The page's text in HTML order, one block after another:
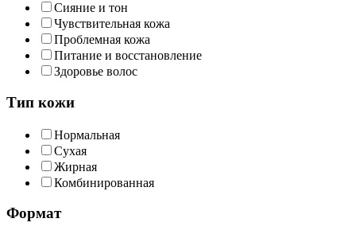
Сияние и тон
Чувствительная кожа
Проблемная кожа
Питание и восстановление
Здоровье волос
Тип кожи
Нормальная
Сухая
Жирная
Комбинированная
Формат